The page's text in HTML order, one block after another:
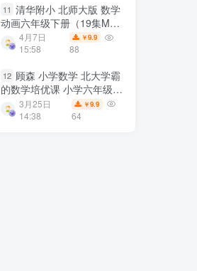
11 清华附小 北师大版 数学
动画六年级下册（19集MP4
动画视频完整版）百度网盘
下载
4月7日
15:58
￥9.9
88
12 顾森 小学数学 北大学霸
的数学培优课 小学六年级20
讲 百度网盘下载
3月25日
14:38
￥9.9
64